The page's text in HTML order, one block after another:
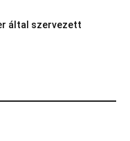
által szervezett